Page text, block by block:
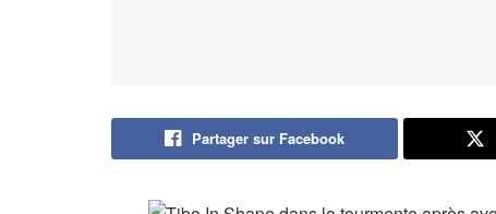
Partager sur Facebook